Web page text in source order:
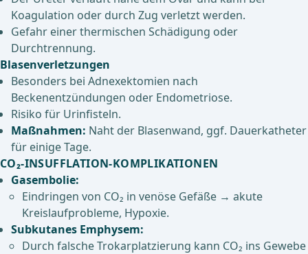
Koagulation oder durch Zug verletzt werden.
Gefahr einer thermischen Schädigung oder
Durchtrennung.
Blasenverletzungen
Besonders bei Adnexektomien nach
Beckenentzündungen oder Endometriose.
Risiko für Urinfisteln.
Maßnahmen: Naht der Blasenwand, ggf. Dauerkatheter
für einige Tage.
CO₂-INSUFFLATION-KOMPLIKATIONEN
Gasembolie:
Eindringen von CO₂ in venöse Gefäße → akute
Kreislaufprobleme, Hypoxie.
Subkutanes Emphysem:
Durch falsche Trokarplatzierung kann CO₂ ins Gewebe